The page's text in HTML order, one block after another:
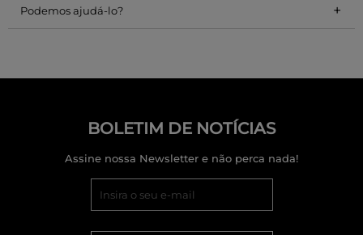
Podemos ajudá-lo? +
BOLETIM DE NOTÍCIAS
Assine nossa Newsletter e não perca nada!